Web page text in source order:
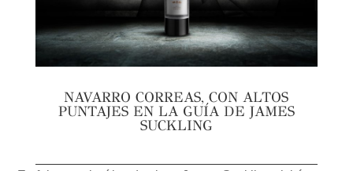
NAVARRO CORREAS, CON ALTOS
PUNTAJES EN LA GUÍA DE JAMES
SUCKLING